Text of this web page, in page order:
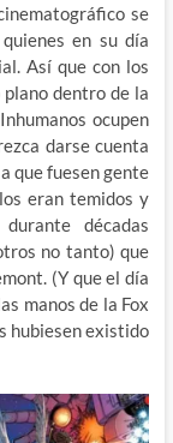
se
en su día
Así que con los
dentro de la
ocupen
darse cuenta
que fuesen gente
eran temidos y
décadas
no tanto) que
(Y que el día
manos de la Fox
hubiesen existido